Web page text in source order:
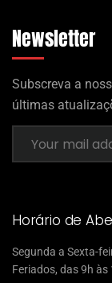
Newsletter
Subscreva a
últimas
Horário de
Segunda a Sexta-
Feriados, das 9h às